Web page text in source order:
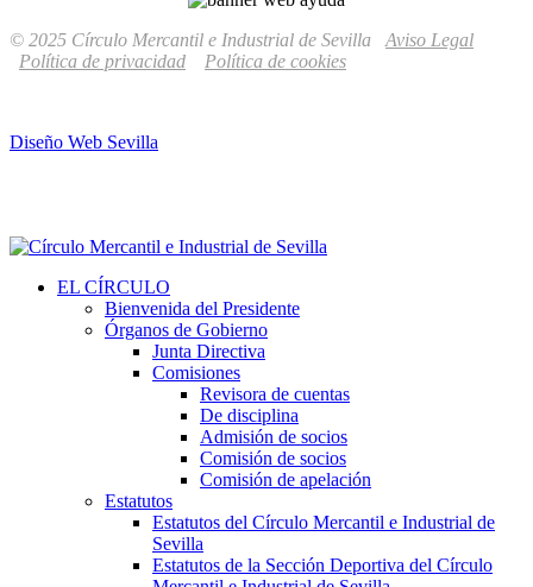
© 2025 Círculo Mercantil e Industrial de Sevilla Aviso Legal
Política de privacidad
Política de cookies
Diseño Web Sevilla
EL CÍRCULO
Bienvenida del Presidente
Órganos de Gobierno
Junta Directiva
Comisiones
Revisora de cuentas
De disciplina
Admisión de socios
Comisión de socios
Comisión de apelación
Estatutos
Estatutos del Círculo Mercantil e Industrial de
Sevilla
Estatutos de la Sección Deportiva del Círculo